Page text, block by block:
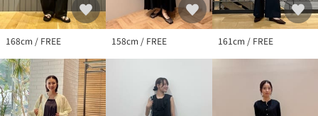
ご了承ください。
※商品の色味の目安は、商品単体の画像をご参照ください。
店舗へお問い合わせの際は、全国のgreen label relaxing各店舗ま
で下記の品名/品番をお申し付けください。
品名：FFC OI ﾃﾞｺﾙﾃﾌﾗｲｽTTP_S 品番：36171000008
168cm / FREE 158cm / FREE 161cm / FREE